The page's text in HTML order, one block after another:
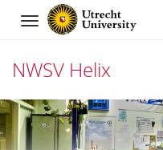
Navigation
NWSV Helix
Skip
to